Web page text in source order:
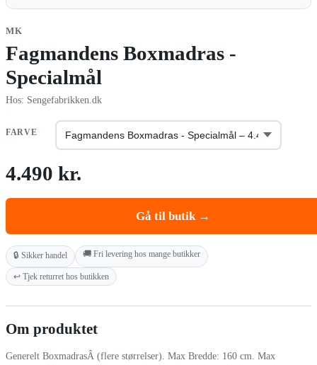
MK
Fagmandens Boxmadras -
Specialmål
Hos: Sengefabrikken.dk
FARVE
4.490 kr.
Gå til butik →
🔒 Sikker handel 🚚 Fri levering hos mange butikker
↩️ Tjek returret hos butikken
Om produktet
Generelt BoxmadrasÂ (flere størrelser). Max Bredde: 160 cm. Max